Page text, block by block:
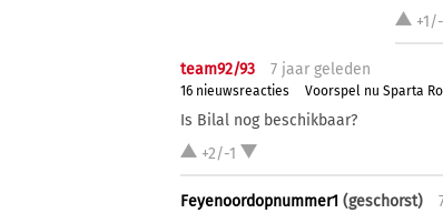
team92/93 7 jaar geleden
16 nieuwsreacties Voorspel nu Sparta
Is Bilal nog beschikbaar?
+2/-1
Feyenoordopnummer1 (geschorst)